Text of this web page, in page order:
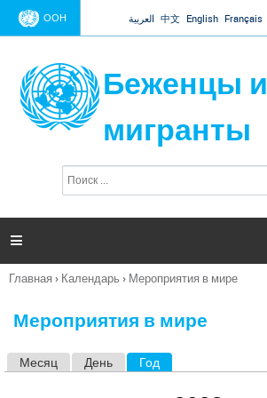
Jump to navigation
ООН العربية 中文 English Français
Беженцы и
мигранты
п
и

Вы
Главная › Календарь › Мероприятия в мире
Мероприятия в мире
Месяц День Год